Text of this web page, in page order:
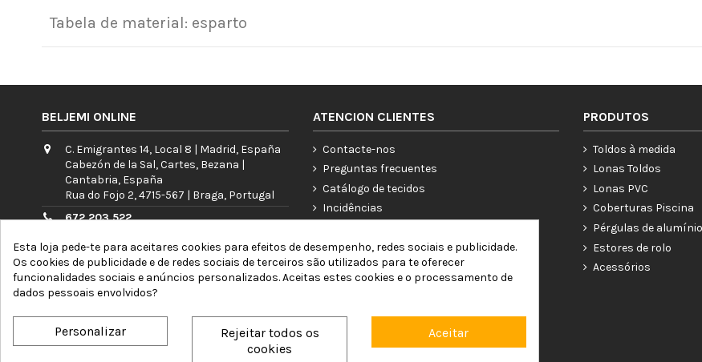
Tabela de material: esparto
BELJEMI ONLINE
C. Emigrantes 14, Local 8 | Madrid, España
Cabezón de la Sal, Cartes, Bezana |
Cantabria, España
Rua do Fojo 2, 4715-567 | Braga, Portugal
672 203 522
info@beljemi.com
Atenção telefônica: L a V 09:00 - 15:30h
ATENCION CLIENTES
Contacte-nos
Preguntas frecuentes
Catálogo de tecidos
Incidências
A minha conta
Blog
PRODUTOS
Toldos à medida
Lonas Toldos
Lonas PVC
Coberturas Piscina
Pérgulas de
Estores de rolo
Acessórios
Esta loja pede-te para aceitares cookies para efeitos de desempenho, redes sociais e publicidade.
Os cookies de publicidade e de redes sociais de terceiros são utilizados para te oferecer
funcionalidades sociais e anúncios personalizados. Aceitas estes cookies e o processamento de
dados pessoais envolvidos?
Aceitar
Rejeitar todos os
cookies
Personalizar